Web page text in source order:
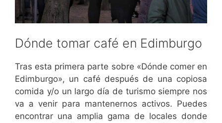
Dónde tomar café en Edimburgo
Tras esta primera parte sobre «Dónde comer en
Edimburgo», un café después de una copiosa
comida y/o un largo día de turismo siempre nos
va a venir para mantenernos activos. Puedes
encontrar una amplia gama de locales donde